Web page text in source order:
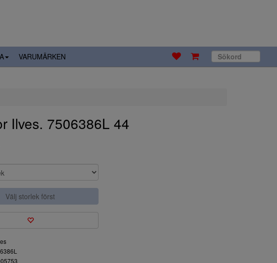
VARUMÄRKEN
Ilves. 7506386L 44
Välj storlek först